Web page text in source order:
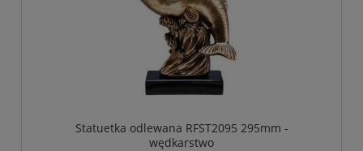
Statuetka odlewana RFST2095 295mm -
wędkarstwo